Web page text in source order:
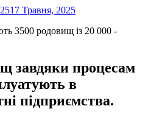
17 Травня, 2025
завдяки процесам
в
підприємства.